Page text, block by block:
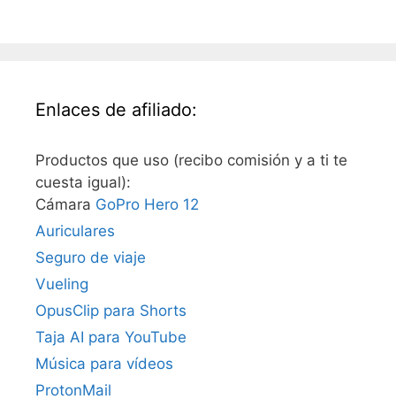
Enlaces de afiliado:
Productos que uso (recibo comisión y a ti te
cuesta igual):
Cámara GoPro Hero 12
Auriculares
Seguro de viaje
Vueling
OpusClip para Shorts
Taja AI para YouTube
Música para vídeos
ProtonMail